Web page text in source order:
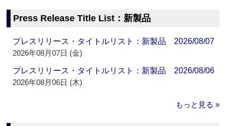
Press Release Title List：新製品
プレスリリース・タイトルリスト：新製品 2026/08/07
2026年08月07日 (金)
プレスリリース・タイトルリスト：新製品 2026/08/06
2026年08月06日 (木)
もっと見る »